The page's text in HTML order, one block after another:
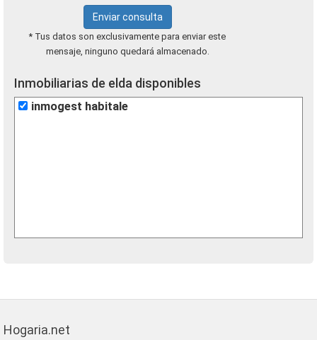
Enviar consulta
* Tus datos son exclusivamente para enviar este
mensaje, ninguno quedará almacenado.
Inmobiliarias de elda disponibles
inmogest habitale
Hogaria.net